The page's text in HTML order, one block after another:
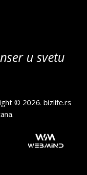
u svetu
© 2026.bizlife.rs